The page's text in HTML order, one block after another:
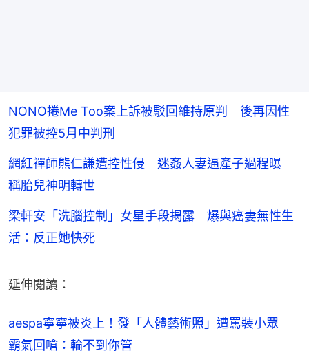
NONO捲Me Too案上訴被駁回維持原判 後再因性
犯罪被控5月中判刑
網紅禪師熊仁謙遭控性侵 迷姦人妻逼產子過程曝
稱胎兒神明轉世
梁軒安「洗腦控制」女星手段揭露 爆與癌妻無性生
活：反正她快死
延伸閱讀：
aespa寧寧被炎上！發「人體藝術照」遭罵裝小眾
霸氣回嗆：輪不到你管